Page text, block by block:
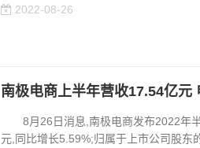
2022-08-26
南极电商上半年营收17.54亿元
8月26日消息,南极电商发布2022年
元,同比增长5.59%;归属于上市公司股东